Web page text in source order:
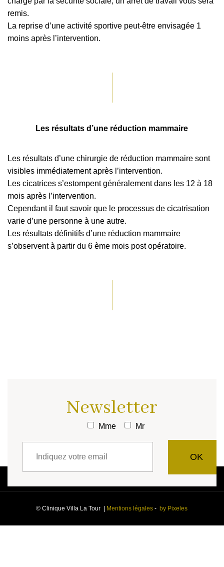
remis.
La reprise d’une activité sportive peut-être envisagée 1
moins après l’intervention.
Les résultats d’une réduction mammaire
Les résultats d’une chirurgie de réduction mammaire sont
visibles immédiatement après l’intervention.
Les cicatrices s’estompent généralement dans les 12 à 18
mois après l’intervention.
Cependant il faut savoir que le processus de cicatrisation
varie d’une personne à une autre.
Les résultats définitifs d’une réduction mammaire
s’observent à partir du 6 ème mois post opératoire.
Newsletter
Mme Mr
© Clinique Villa La Tour | Mentions légales -by Pixeles